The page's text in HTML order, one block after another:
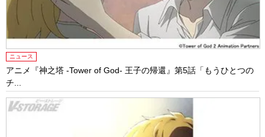
ニュース
アニメ『神之塔 -Tower of God- 王⼦の帰還』第5話「もうひとつの
チ...